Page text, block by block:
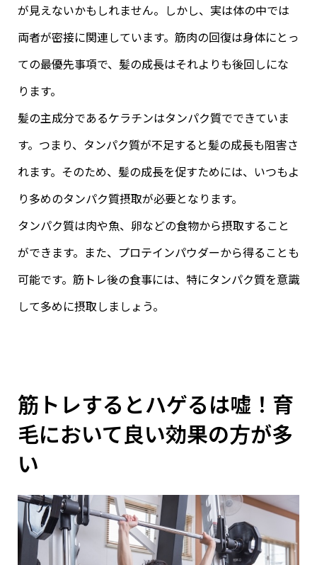
が見えないかもしれません。しかし、実は体の中では
両者が密接に関連しています。筋肉の回復は身体にとっ
ての最優先事項で、髪の成長はそれよりも後回しにな
ります。
髪の主成分であるケラチンはタンパク質でできていま
す。つまり、タンパク質が不足すると髪の成長も阻害さ
れます。そのため、髪の成長を促すためには、いつもよ
り多めのタンパク質摂取が必要となります。
タンパク質は肉や魚、卵などの食物から摂取すること
ができます。また、プロテインパウダーから得ることも
可能です。筋トレ後の食事には、特にタンパク質を意識
して多めに摂取しましょう。
筋トレするとハゲるは嘘！育
毛において良い効果の方が多
い